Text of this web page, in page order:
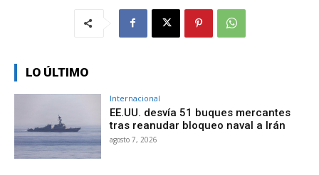
LO ÚLTIMO
Internacional
EE.UU. desvía 51 buques mercantes
tras reanudar bloqueo naval a Irán
agosto 7, 2026